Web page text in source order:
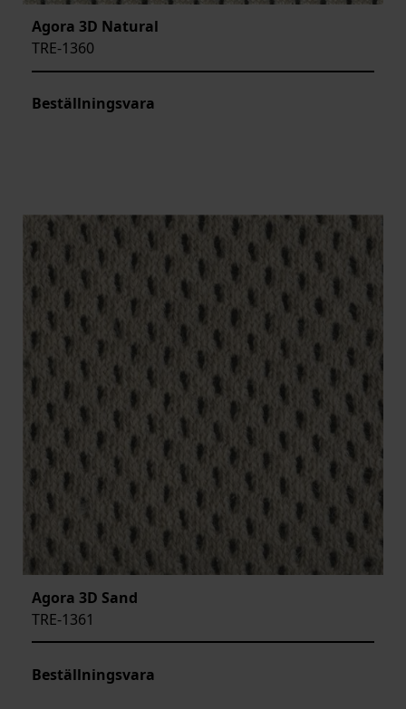
Agora 3D Natural
TRE-1360
Beställningsvara
Agora 3D Sand
TRE-1361
Beställningsvara